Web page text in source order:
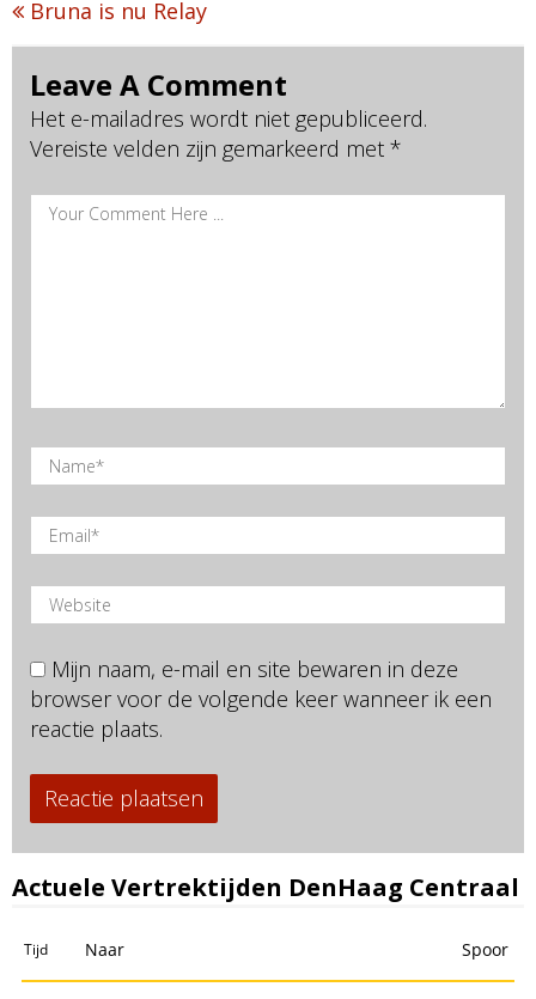
Post
navigation
Bruna is nu Relay
Leave A Comment
Het e-mailadres wordt niet gepubliceerd.
Vereiste velden zijn gemarkeerd met *
Mijn naam, e-mail en site bewaren in deze
browser voor de volgende keer wanneer ik een
reactie plaats.
Actuele Vertrektijden DenHaag Centraal